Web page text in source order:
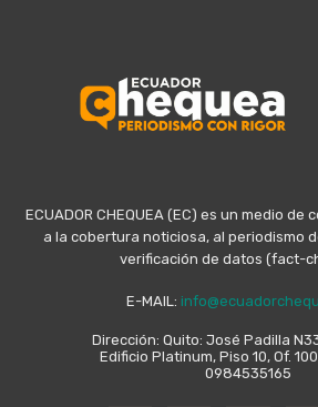
ECUADOR CHEQUEA (EC) es un medio
a la cobertura noticiosa, al periodismo
verificación de datos (fact-
E-MAIL:
Dirección: Quito: José Padilla
Edificio Platinum, Piso 10, Of.
0984535165